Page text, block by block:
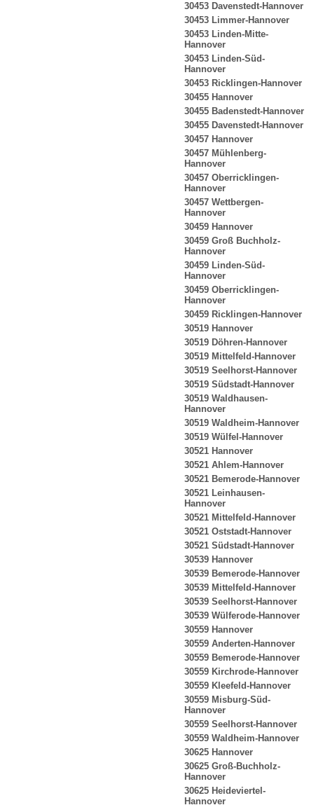
30453 Davenstedt-Hannover
30453 Limmer-Hannover
30453 Linden-Mitte-
Hannover
30453 Linden-Süd-
Hannover
30453 Ricklingen-Hannover
30455 Hannover
30455 Badenstedt-Hannover
30455 Davenstedt-Hannover
30457 Hannover
30457 Mühlenberg-
Hannover
30457 Oberricklingen-
Hannover
30457 Wettbergen-
Hannover
30459 Hannover
30459 Groß Buchholz-
Hannover
30459 Linden-Süd-
Hannover
30459 Oberricklingen-
Hannover
30459 Ricklingen-Hannover
30519 Hannover
30519 Döhren-Hannover
30519 Mittelfeld-Hannover
30519 Seelhorst-Hannover
30519 Südstadt-Hannover
30519 Waldhausen-
Hannover
30519 Waldheim-Hannover
30519 Wülfel-Hannover
30521 Hannover
30521 Ahlem-Hannover
30521 Bemerode-Hannover
30521 Leinhausen-
Hannover
30521 Mittelfeld-Hannover
30521 Oststadt-Hannover
30521 Südstadt-Hannover
30539 Hannover
30539 Bemerode-Hannover
30539 Mittelfeld-Hannover
30539 Seelhorst-Hannover
30539 Wülferode-Hannover
30559 Hannover
30559 Anderten-Hannover
30559 Bemerode-Hannover
30559 Kirchrode-Hannover
30559 Kleefeld-Hannover
30559 Misburg-Süd-
Hannover
30559 Seelhorst-Hannover
30559 Waldheim-Hannover
30625 Hannover
30625 Groß-Buchholz-
Hannover
30625 Heideviertel-
Hannover